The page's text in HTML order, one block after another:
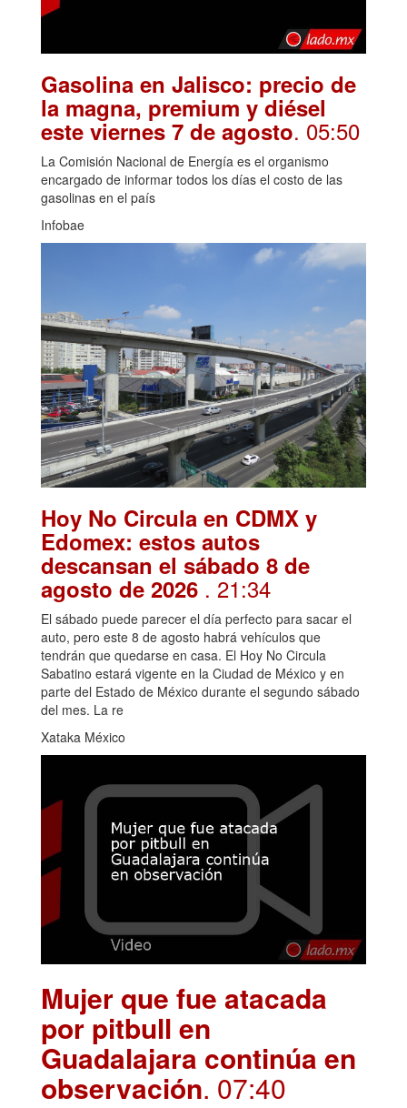
Gasolina en Jalisco: precio de
la magna, premium y diésel
este viernes 7 de agosto. 05:50
La Comisión Nacional de Energía es el organismo
encargado de informar todos los días el costo de las
gasolinas en el país
Infobae
Hoy No Circula en CDMX y
Edomex: estos autos
descansan el sábado 8 de
agosto de 2026 . 21:34
El sábado puede parecer el día perfecto para sacar el
auto, pero este 8 de agosto habrá vehículos que
tendrán que quedarse en casa. El Hoy No Circula
Sabatino estará vigente en la Ciudad de México y en
parte del Estado de México durante el segundo sábado
del mes. La re
Xataka México
Mujer que fue atacada
por pitbull en
Guadalajara continúa en
observación. 07:40